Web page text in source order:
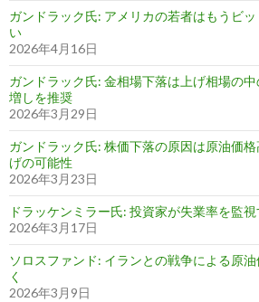
ガンドラック氏: アメリカの若者はもうビ
い
2026年4月16日
ガンドラック氏: 金相場下落は上げ相場の
増しを推奨
2026年3月29日
ガンドラック氏: 株価下落の原因は原油価
げの可能性
2026年3月23日
ドラッケンミラー氏: 投資家が失業率を監
2026年3月17日
ソロスファンド: イランとの戦争による原
く
2026年3月9日